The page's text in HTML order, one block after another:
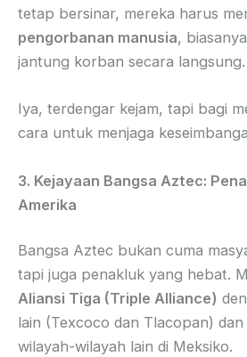
tetap bersinar, mereka harus
pengorbanan manusia,
jantung korban secara langsung.
Iya, terdengar kejam, tapi bagi
cara untuk menjaga
3. Kejayaan Bangsa Aztec:
Amerika
Bangsa Aztec bukan cuma
tapi juga penakluk yang hebat.
Aliansi Tiga (Triple Alliance)
lain (Texcoco dan Tlacopan)
wilayah-wilayah lain di Meksiko.